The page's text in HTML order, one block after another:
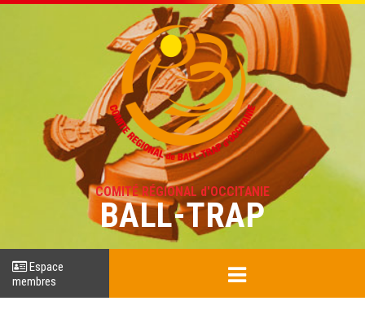
COMITÉ RÉGIONAL d'OCCITANIE
BALL-TRAP
Espace
membres